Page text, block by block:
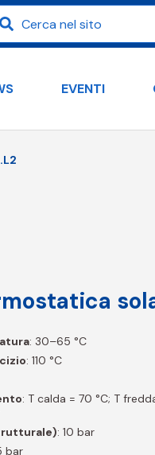
EVENTI
: 30–65 °C
: 110 °C
: T calda = 70 °C; T
: 10 bar
bar